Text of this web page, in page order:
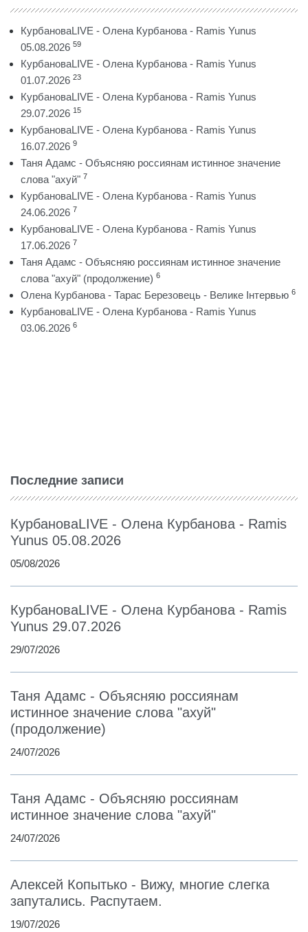
КурбановаLIVE - Олена Курбанова - Ramis Yunus
05.08.2026 59
КурбановаLIVE - Олена Курбанова - Ramis Yunus
01.07.2026 23
КурбановаLIVE - Олена Курбанова - Ramis Yunus
29.07.2026 15
КурбановаLIVE - Олена Курбанова - Ramis Yunus
16.07.2026 9
Таня Адамс - Объясняю россиянам истинное значение
слова "ахуй" 7
КурбановаLIVE - Олена Курбанова - Ramis Yunus
24.06.2026 7
КурбановаLIVE - Олена Курбанова - Ramis Yunus
17.06.2026 7
Таня Адамс - Объясняю россиянам истинное значение
слова "ахуй" (продолжение) 6
Олена Курбанова - Тарас Березовець - Велике Інтервью 6
КурбановаLIVE - Олена Курбанова - Ramis Yunus
03.06.2026 6
Последние записи
КурбановаLIVE - Олена Курбанова - Ramis
Yunus 05.08.2026
05/08/2026
КурбановаLIVE - Олена Курбанова - Ramis
Yunus 29.07.2026
29/07/2026
Таня Адамс - Объясняю россиянам
истинное значение слова "ахуй"
(продолжение)
24/07/2026
Таня Адамс - Объясняю россиянам
истинное значение слова "ахуй"
24/07/2026
Алексей Копытько - Вижу, многие слегка
запутались. Распутаем.
19/07/2026